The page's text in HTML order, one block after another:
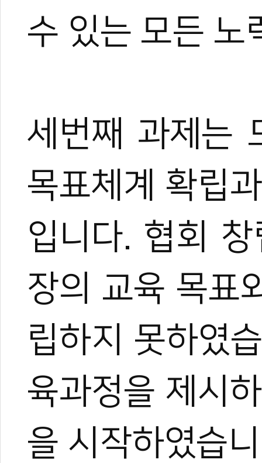
수 있는 모든
세번째 과제는
목표체계 확립
입니다. 협회
장의 교육 목표
립하지 못하였
육과정을 제시
을 시작하였습